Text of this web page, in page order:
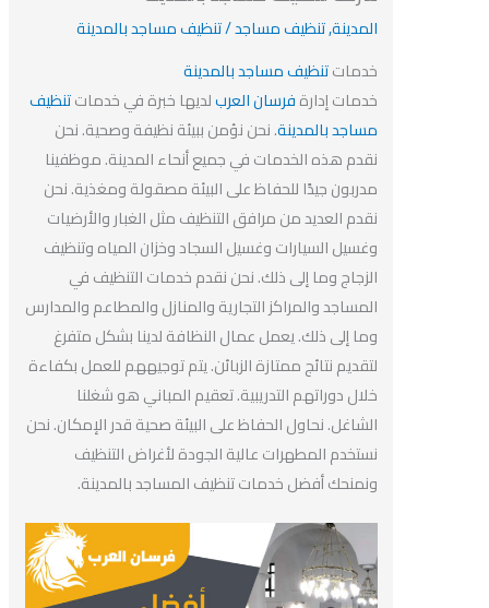
المدينة,تنظيف مساجد/تنظيف مساجد بالمدينة
خدماتتنظيف مساجد بالمدينة
خدمات إدارةفرسان العربلديها خبرة في خدماتتنظيف
مساجدبالمدينة. نحن نؤمن ببيئة نظيفة وصحية. نحن
نقدم هذه الخدمات في جميع أنحاء المدينة. موظفينا
مدربون جيدًا للحفاظ على البيئة مصقولة ومغذية. نحن
نقدم العديد من مرافق التنظيف مثل الغبار والأرضيات
وغسيل السيارات وغسيل السجاد وخزان المياه وتنظيف
الزجاج وما إلى ذلك. نحن نقدم خدمات التنظيف في
المساجد والمراكز التجارية والمنازل والمطاعم والمدارس
وما إلى ذلك. يعمل عمال النظافة لدينا بشكل متفرغ
لتقديم نتائج ممتازة الزبائن. يتم توجيههم للعمل بكفاءة
خلال دوراتهم التدريبية. تعقيم المباني هو شغلنا
الشاغل. نحاول الحفاظ على البيئة صحية قدر الإمكان. نحن
نستخدم المطهرات عالية الجودة لأغراض التنظيف
ونمنحك أفضل خدمات تنظيف المساجد بالمدينة.